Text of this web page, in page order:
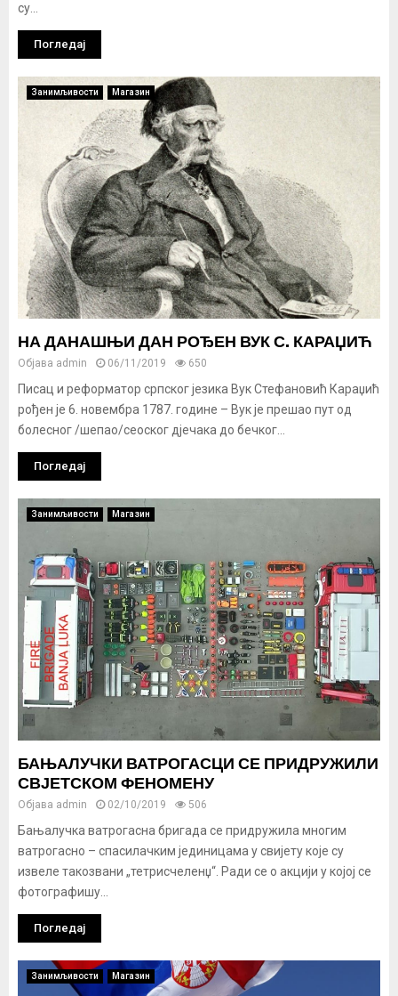
су...
Погледај
Занимљивости Магазин
НА ДАНАШЊИ ДАН РОЂЕН ВУК С. КАРАЏИЋ
Објава admin 06/11/2019 650
Писац и реформатор српског језика Вук Стефановић Караџић
рођен је 6. новембра 1787. године – Вук је прешао пут од
болесног /шепао/сеоског дјечака до бечког...
Погледај
Занимљивости Магазин
БАЊАЛУЧКИ ВАТРОГАСЦИ СЕ ПРИДРУЖИЛИ
СВЈЕТСКОМ ФЕНОМЕНУ
Објава admin 02/10/2019 506
Бањалучка ватрогасна бригада се придружила многим
ватрогасно – спасилачким јединицама у свијету које су
извеле такозвани „тетрисчеленџ“. Ради се о акцији у којој се
фотографишу...
Погледај
Занимљивости Магазин